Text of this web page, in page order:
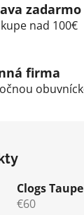
v
k
ý
p
zadarmo
nad 100€
firma
Clogs Taupe
€60